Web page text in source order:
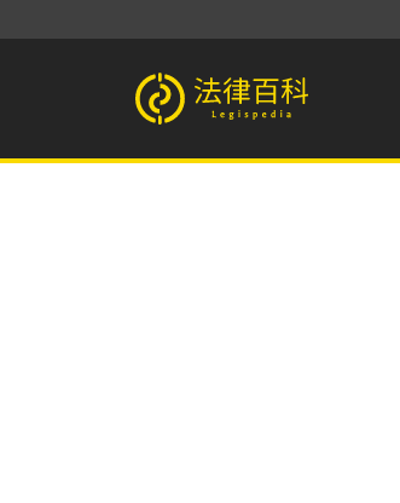
法律百科 Legispedia